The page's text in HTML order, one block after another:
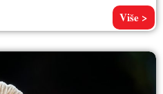
Više >